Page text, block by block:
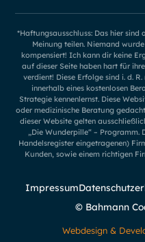
*Haftungsausschluss: Das hier sind
Meinung teilen. Niemand
kompensiert! Ich kann dir keine
auf dieser Seite haben hart für
verdient! Diese Erfolge sind i. d.
innerhalb eines kostenlosen
Strategie kennenlernst. Diese
oder medizinische Beratung
dieser Website gelten
„Die Wunderpille“ –
Handelsregister eingetragenen)
Kunden, sowie einem richtigen
© Bahmann
Impressum
Webdesign &